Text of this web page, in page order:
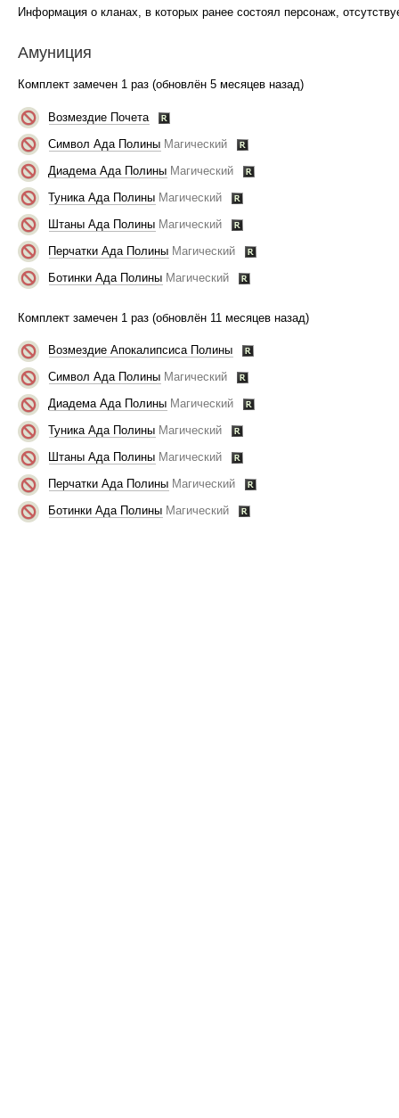
Информация о кланах, в которых ранее состоял персонаж,
Амуниция
Комплект замечен 1 раз (обновлён 5 месяцев назад)
Возмездие Почета
Символ Ада Полины Магический
Диадема Ада Полины Магический
Туника Ада Полины Магический
Штаны Ада Полины Магический
Перчатки Ада Полины Магический
Ботинки Ада Полины Магический
Комплект замечен 1 раз (обновлён 11 месяцев назад)
Возмездие Апокалипсиса Полины
Символ Ада Полины Магический
Диадема Ада Полины Магический
Туника Ада Полины Магический
Штаны Ада Полины Магический
Перчатки Ада Полины Магический
Ботинки Ада Полины Магический